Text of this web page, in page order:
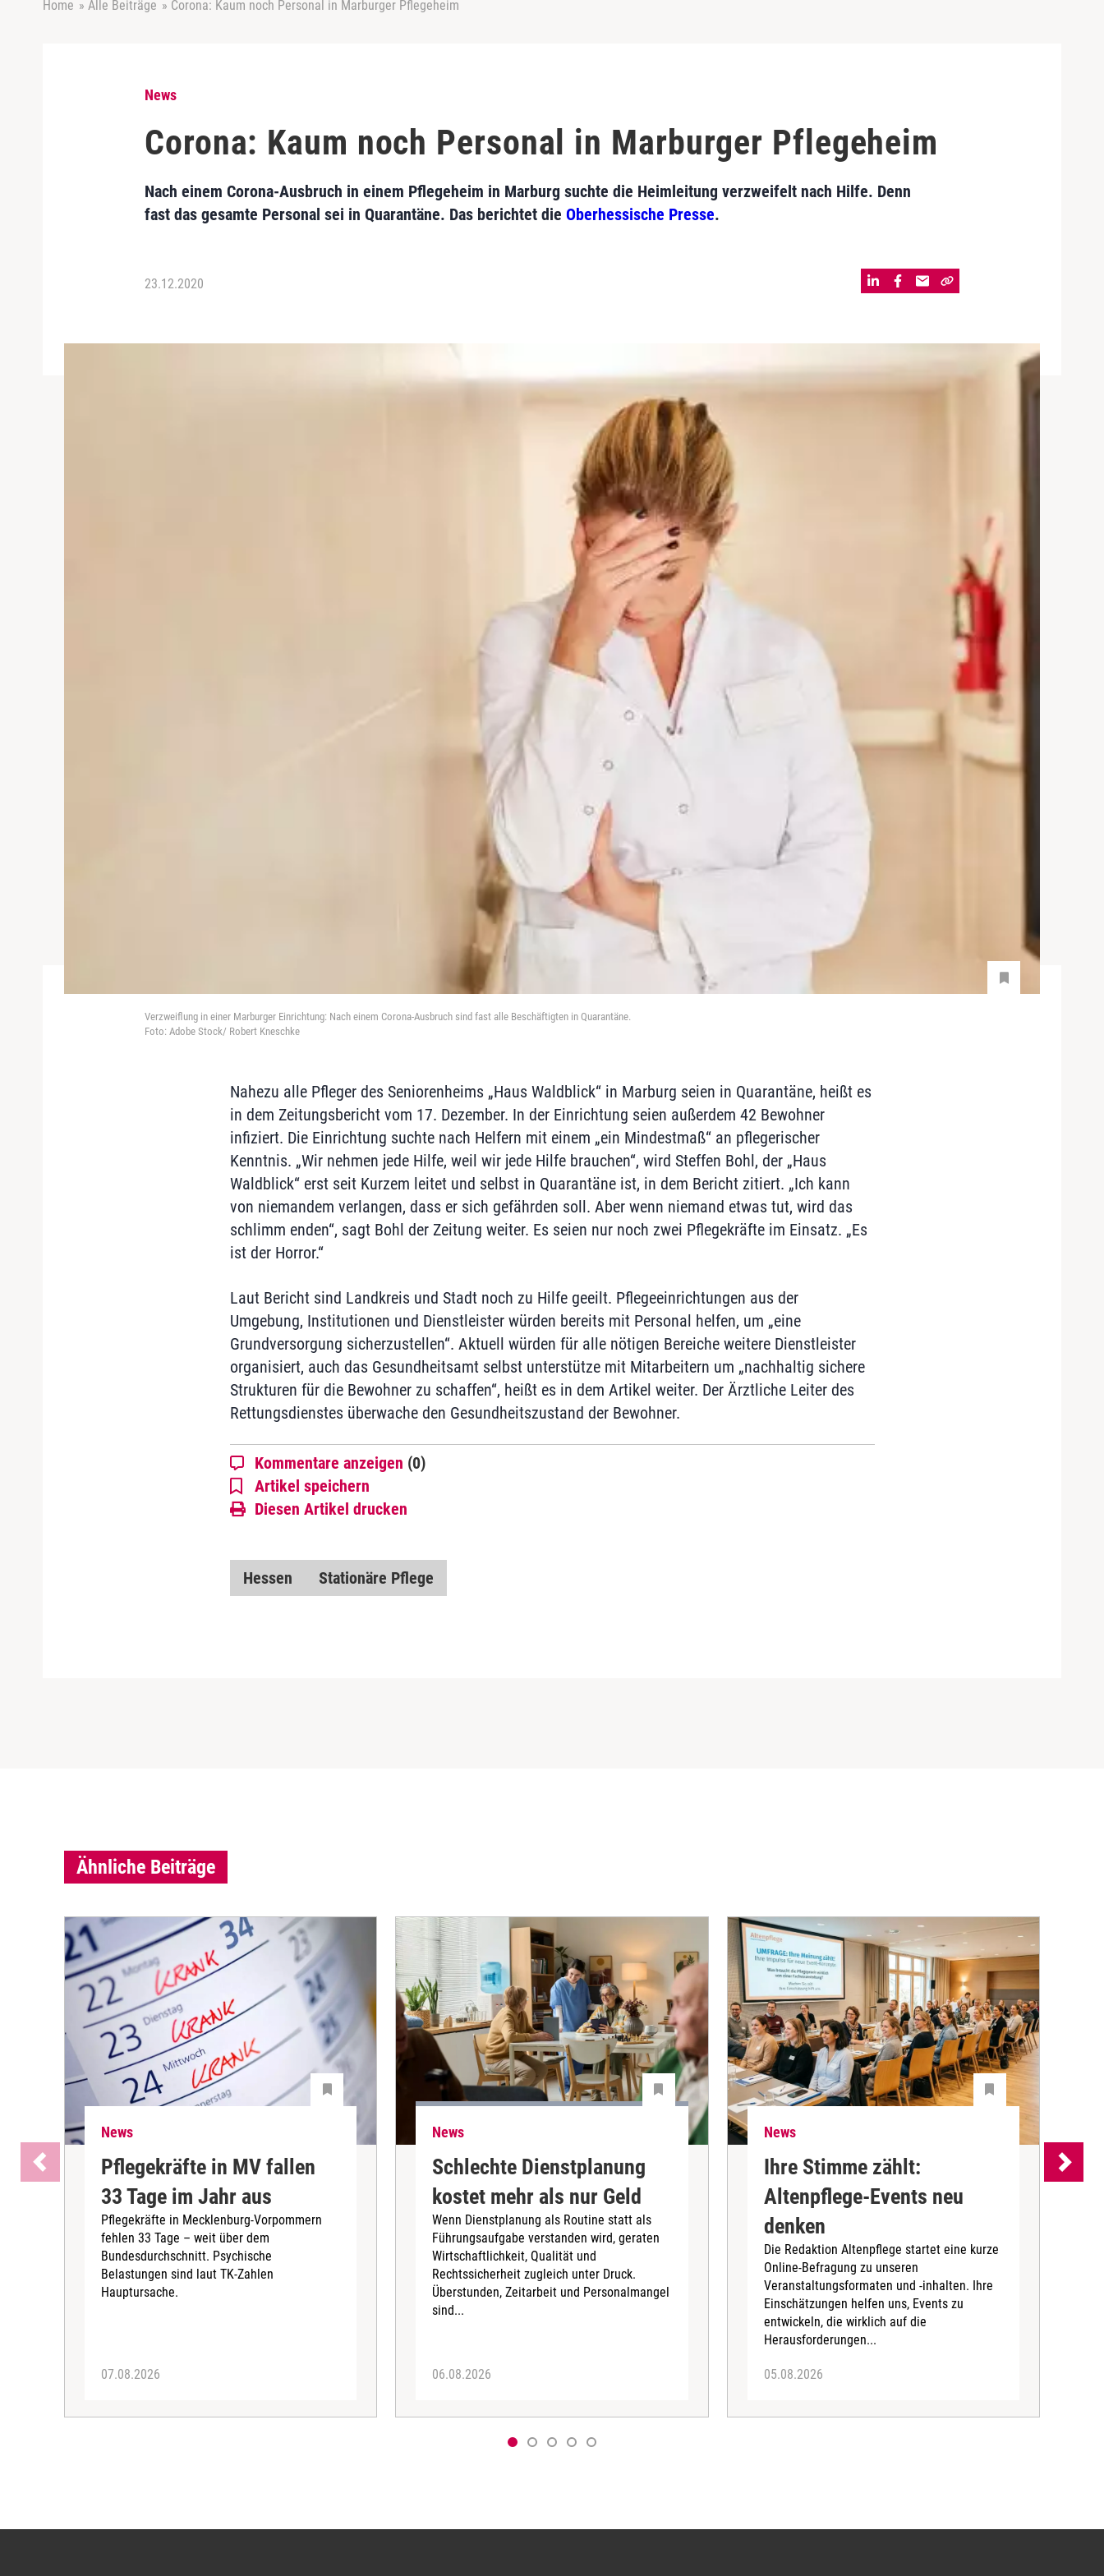
Home » Alle Beiträge » Corona: Kaum noch Personal in Marburger Pflegeheim
News
Corona: Kaum noch Personal in Marburger Pflegeheim
Nach einem Corona-Ausbruch in einem Pflegeheim in Marburg suchte die Heimleitung verzweifelt nach Hilfe. Denn
fast das gesamte Personal sei in Quarantäne. Das berichtet die Oberhessische Presse.
23.12.2020
Verzweiflung in einer Marburger Einrichtung: Nach einem Corona-Ausbruch sind fast alle Beschäftigten in Quarantäne.
Foto: Adobe Stock/ Robert Kneschke
Nahezu alle Pfleger des Seniorenheims „Haus Waldblick“ in Marburg seien in Quarantäne, heißt es
in dem Zeitungsbericht vom 17. Dezember. In der Einrichtung seien außerdem 42 Bewohner
infiziert. Die Einrichtung suchte nach Helfern mit einem „ein Mindestmaß“ an pflegerischer
Kenntnis. „Wir nehmen jede Hilfe, weil wir jede Hilfe brauchen“, wird Steffen Bohl, der „Haus
Waldblick“ erst seit Kurzem leitet und selbst in Quarantäne ist, in dem Bericht zitiert. „Ich kann
von niemandem verlangen, dass er sich gefährden soll. Aber wenn niemand etwas tut, wird das
schlimm enden“, sagt Bohl der Zeitung weiter. Es seien nur noch zwei Pflegekräfte im Einsatz. „Es
ist der Horror.“
Laut Bericht sind Landkreis und Stadt noch zu Hilfe geeilt. Pflegeeinrichtungen aus der
Umgebung, Institutionen und Dienstleister würden bereits mit Personal helfen, um „eine
Grundversorgung sicherzustellen“. Aktuell würden für alle nötigen Bereiche weitere Dienstleister
organisiert, auch das Gesundheitsamt selbst unterstütze mit Mitarbeitern um „nachhaltig sichere
Strukturen für die Bewohner zu schaffen“, heißt es in dem Artikel weiter. Der Ärztliche Leiter des
Rettungsdienstes überwache den Gesundheitszustand der Bewohner.
Kommentare anzeigen (0)
Artikel speichern
Diesen Artikel drucken
Hessen Stationäre Pflege
Ähnliche Beiträge
News
Pflegekräfte in MV fallen
33 Tage im Jahr aus
Pflegekräfte in Mecklenburg-Vorpommern
fehlen 33 Tage – weit über dem
Bundesdurchschnitt. Psychische
Belastungen sind laut TK-Zahlen
Hauptursache.
07.08.2026
News
Schlechte Dienstplanung
kostet mehr als nur Geld
Wenn Dienstplanung als Routine statt als
Führungsaufgabe verstanden wird, geraten
Wirtschaftlichkeit, Qualität und
Rechtssicherheit zugleich unter Druck.
Überstunden, Zeitarbeit und Personalmangel
sind...
06.08.2026
News
Ihre Stimme zählt:
Altenpflege-Events neu
denken
Die Redaktion Altenpflege startet eine kurze
Online-Befragung zu unseren
Veranstaltungsformaten und -inhalten. Ihre
Einschätzungen helfen uns, Events zu
entwickeln, die wirklich auf die
Herausforderungen...
05.08.2026